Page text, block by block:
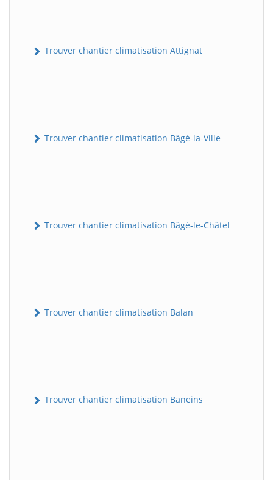
Trouver chantier climatisation Attignat
Trouver chantier climatisation Bâgé-la-Ville
Trouver chantier climatisation Bâgé-le-Châtel
Trouver chantier climatisation Balan
Trouver chantier climatisation Baneins